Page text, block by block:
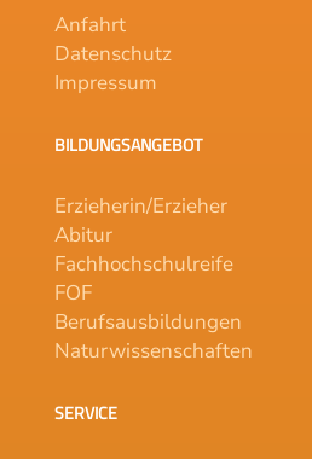
Anfahrt
Datenschutz
Impressum
BILDUNGSANGEBOT
Erzieherin/Erzieher
Abitur
Fachhochschulreife
FOF
Berufsausbildungen
Naturwissenschaften
SERVICE